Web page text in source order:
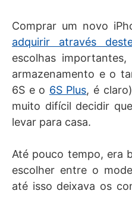
Comprar um novo
adquirir através
escolhas
armazenamento e o
6S e o 6S Plus, é
muito difícil decidir
levar para casa.
Até pouco tempo, era
escolher entre o
até isso deixava os